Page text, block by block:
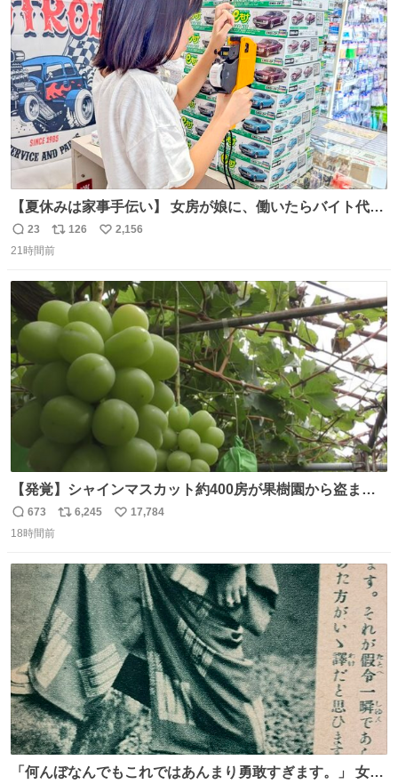
ト
数
数
【夏休みは家事手伝い】 女房が娘に、働いたらバイト代も
らえば？と言ったら、娘は、いらない、と言って黙々と働
いてくれました。 あとでソフトクリーム買ってやろうと思
返
信
23
リ
ポ
ト
数
126
い
数
2,156
21時間前
【発覚】シャインマスカット約400房が果樹園から盗まれ
る 栃木・佐野市 news.livedoor.com/article/detail… 被害
に遭った果樹園には防犯カメラなどはなく、シャインマス
今年に入って同様の被害は確認されておらず、警察はパト
ロールを強化する。
返
信
673
リ
ト
数
6,245
い
数
17,784
18時間前
「何んぼなんでもこれではあんまり勇敢すぎます。」 女性